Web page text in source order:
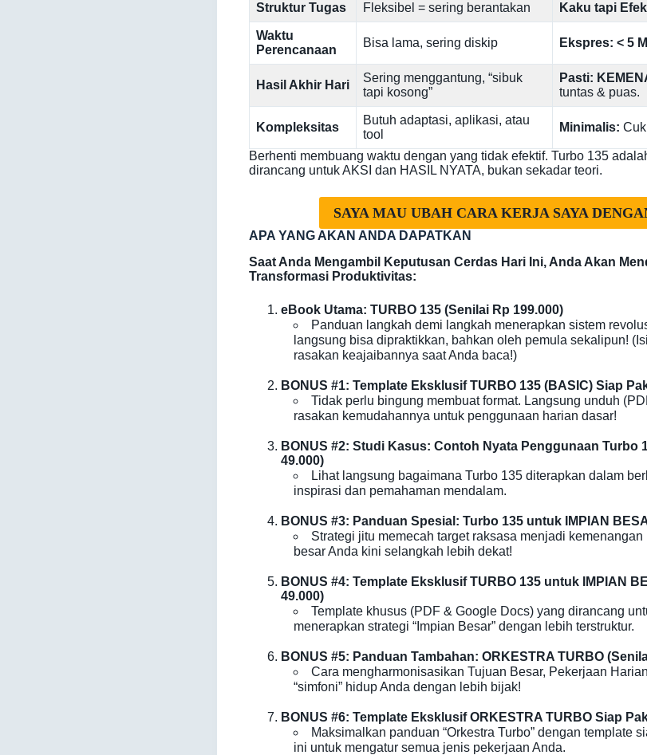
Struktur Tugas Fleksibel = sering berantakan Kaku tapi
Waktu
Perencanaan
Bisa lama, sering diskip Ekspres: < 5
Hasil Akhir Hari
Sering menggantung, “sibuk
tapi kosong”
Pasti:
tuntas & puas.
Kompleksitas
Butuh adaptasi, aplikasi, atau
tool
Minimalis:
Berhenti membuang waktu dengan yang tidak efektif. Turbo 135
dirancang untuk AKSI dan HASIL NYATA, bukan sekadar teori.
SAYA MAU UBAH CARA KERJA SAYA
APA YANG AKAN ANDA DAPATKAN
Saat Anda Mengambil Keputusan Cerdas Hari Ini, Anda Akan
Transformasi Produktivitas:
eBook Utama: TURBO 135 (Senilai Rp 199.000)
Panduan langkah demi langkah menerapkan sistem
langsung bisa dipraktikkan, bahkan oleh pemula sekalipun!
rasakan keajaibannya saat Anda baca!)
BONUS #1: Template Eksklusif TURBO 135 (BASIC) Siap
Tidak perlu bingung membuat format. Langsung unduh
rasakan kemudahannya untuk penggunaan harian dasar!
BONUS #2: Studi Kasus: Contoh Nyata Penggunaan Turbo
49.000)
Lihat langsung bagaimana Turbo 135 diterapkan dalam
inspirasi dan pemahaman mendalam.
BONUS #3: Panduan Spesial: Turbo 135 untuk IMPIAN
Strategi jitu memecah target raksasa menjadi
besar Anda kini selangkah lebih dekat!
BONUS #4: Template Eksklusif TURBO 135 untuk IMPIAN
49.000)
Template khusus (PDF & Google Docs) yang dirancang
menerapkan strategi “Impian Besar” dengan lebih terstruktur.
BONUS #5: Panduan Tambahan: ORKESTRA TURBO
Cara mengharmonisasikan Tujuan Besar, Pekerjaan
“simfoni” hidup Anda dengan lebih bijak!
BONUS #6: Template Eksklusif ORKESTRA TURBO Siap
Maksimalkan panduan “Orkestra Turbo” dengan template
ini untuk mengatur semua jenis pekerjaan Anda.